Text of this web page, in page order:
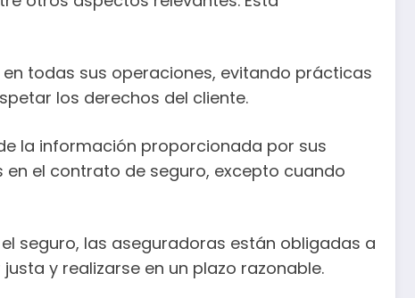
todas sus operaciones, evitando prácticas
los derechos del cliente.
la información proporcionada por sus
el contrato de seguro, excepto cuando
seguro, las aseguradoras están obligadas a
y realizarse en un plazo razonable.